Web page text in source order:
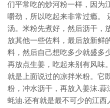
们平常吃的炒河粉一样，因为
嚼劲，所以吃起来非常过瘾。
汤。米粉先煮好，然后沥干，
放其他一些佐料，最后放新鲜
料，然后自己想吃多少就盛多
再放点生姜，吃起来别有风味
就是上面说过的凉拌米粉。它
粉，冲水沥干，再放入姜沫.
蚝油.还有就是最不可少的江